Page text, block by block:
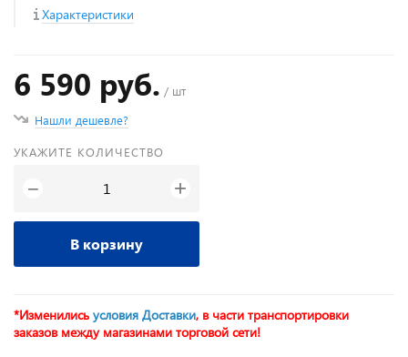
Характеристики
6 590 руб. / шт
Нашли дешевле?
УКАЖИТЕ КОЛИЧЕСТВО
− +
В корзину
*Изменились условия Доставки, в части транспортировки
заказов между магазинами торговой сети!